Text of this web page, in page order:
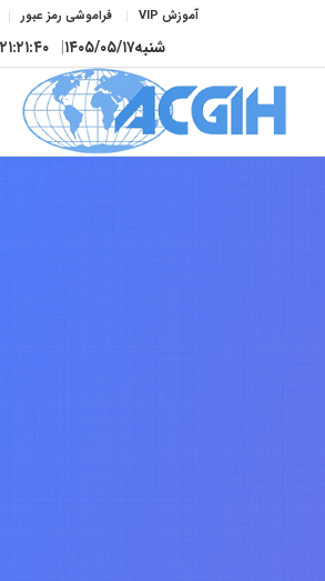
آموزش VIP فراموشی رمز عبور
شنبه۱۴۰۵/۰۵/۱۷| ۲۱:۲۱:۴۱